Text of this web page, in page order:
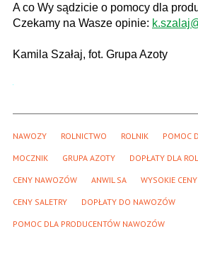
A co Wy sądzicie o pomocy dla
Czekamy na Wasze opinie:
Kamila Szałaj, fot. Grupa Azoty
NAWOZY ROLNICTWO ROLNIK POMOC
MOCZNIK GRUPA AZOTY DOPŁATY DLA
CENY NAWOZÓW ANWIL SA WYSOKIE
CENY SALETRY DOPŁATY DO NAWOZÓW
POMOC DLA PRODUCENTÓW NAWOZÓW